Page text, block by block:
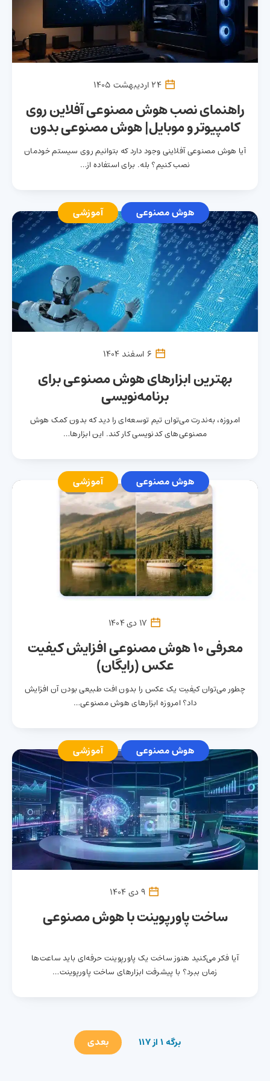
راهنمای نصب هوش مصنوعی آفلاین روی
کامپیوتر و موبایل| هوش مصنوعی بدون
نیاز به اینترنت
آیا هوش مصنوعی آفلاینی وجود دارد که بتوانیم روی سیستم خودمان
نصب کنیم؟ بله. برای استفاده از…
هوش مصنوعی آموزشی
بهترین ابزارهای هوش مصنوعی برای
برنامه‌نویسی
امروزه، به‌ندرت می‌توان تیم توسعه‌ای را دید که بدون کمک هوش
مصنوعی‌های کدنویسی کار کند. این ابزارها…
هوش مصنوعی آموزشی
معرفی 10 هوش مصنوعی‌ افزایش کیفیت
عکس (رایگان)
چطور می‌توان کیفیت یک عکس را بدون افت طبیعی بودن آن افزایش
داد؟ امروزه ابزارهای هوش مصنوعی…
هوش مصنوعی آموزشی
ساخت پاورپوینت با هوش مصنوعی
آیا فکر می‌کنید هنوز ساخت یک پاورپوینت حرفه‌ای باید ساعت‌ها
زمان ببرد؟ با پیشرفت ابزارهای ساخت پاورپوینت…
برگه 1 از 117 بعدی